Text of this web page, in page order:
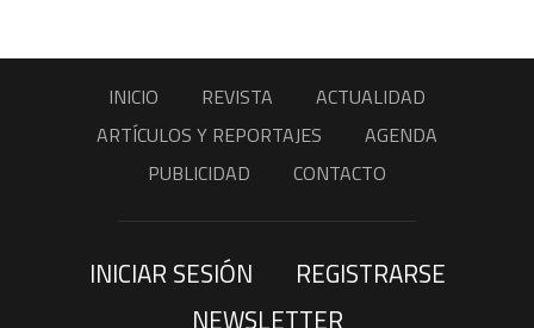
INICIO REVISTA
ACTUALIDAD
ARTÍCULOS Y REPORTAJES
AGENDA
PUBLICIDAD
CONTACTO
INICIAR SESIÓN
REGISTRARSE
NEWSLETTER